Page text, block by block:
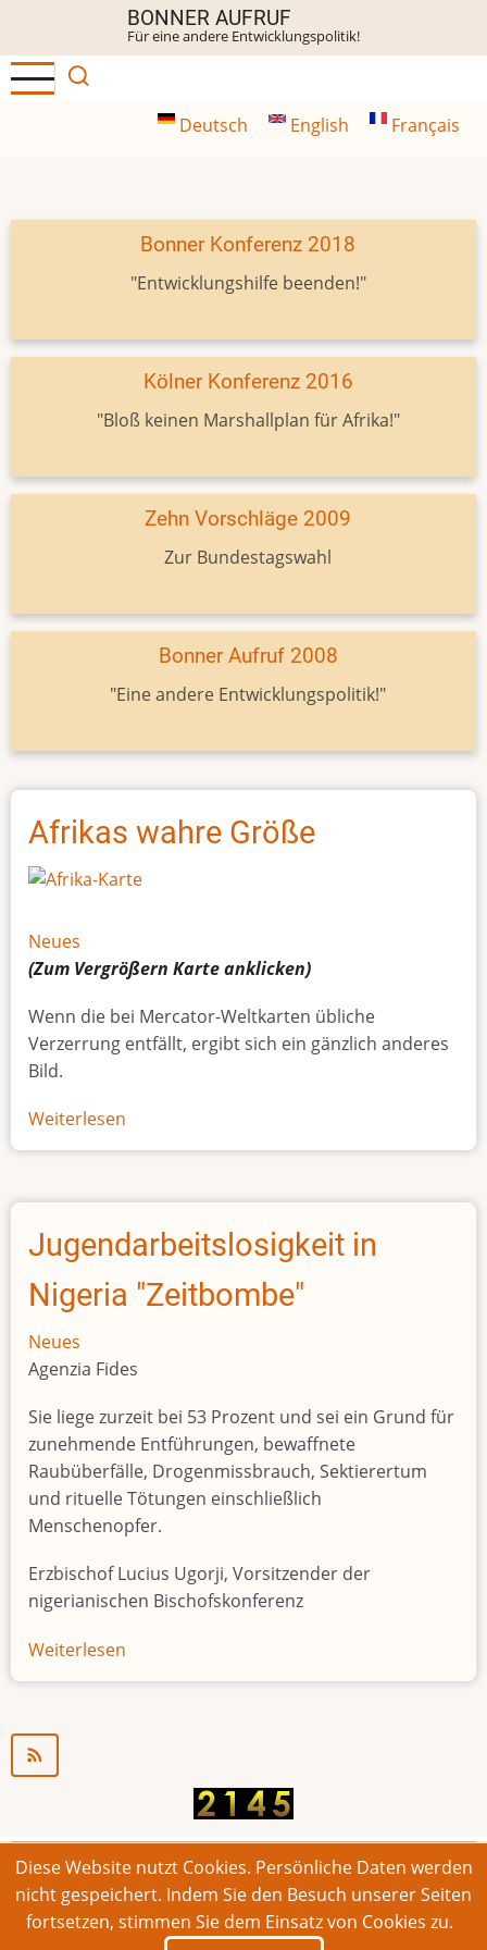
Inhalt
BONNER AUFRUF
Für eine andere Entwicklungspolitik!
Deutsch English Français
Bonner Konferenz 2018
"Entwicklungshilfe beenden!"
Kölner Konferenz 2016
"Bloß keinen Marshallplan für Afrika!"
Zehn Vorschläge 2009
Zur Bundestagswahl
Bonner Aufruf 2008
"Eine andere Entwicklungspolitik!"
Afrikas wahre Größe
Neues
(Zum Vergrößern Karteanklicken)
Wenn die bei Mercator-Weltkarten übliche
Verzerrung entfällt, ergibt sich ein gänzlich anderes
Bild.
Weiterlesen
Afrikas
Größe
Jugendarbeitslosigkeit in
Nigeria "Zeitbombe"
Neues
Agenzia Fides
Sie liege zurzeit bei 53 Prozent und sei ein Grund für
zunehmende Entführungen, bewaffnete
Raubüberfälle, Drogenmissbrauch, Sektierertum
und rituelle Tötungen einschließlich
Menschenopfer.
Erzbischof Lucius Ugorji, Vorsitzender der
nigerianischen Bischofskonferenz
Weiterlesen
Jugendarbeitslosigkeit
© 2026 Bonner Aufruf. Alle Rechte vorbehalten.
Footer
Impressum Kontakt Intern
Diese Website nutzt Cookies. Persönliche Daten werden
nicht gespeichert. Indem Sie den Besuch unserer Seiten
fortsetzen, stimmen Sie dem Einsatz von Cookies zu.